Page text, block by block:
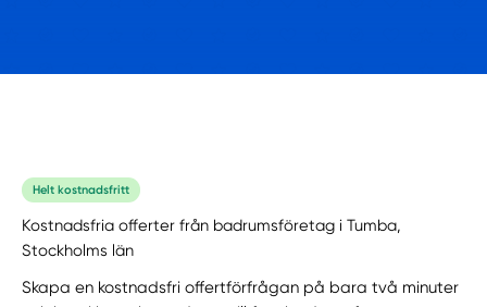
Helt kostnadsfritt
Kostnadsfria offerter från badrumsföretag i Tumba,
Stockholms län
Skapa en kostnadsfri offertförfrågan på bara två minuter